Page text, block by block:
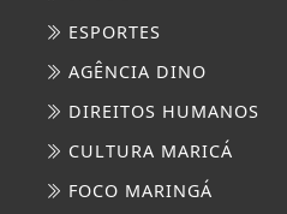
ESPORTES
AGÊNCIA DINO
DIREITOS HUMANOS
CULTURA MARICÁ
FOCO MARINGÁ